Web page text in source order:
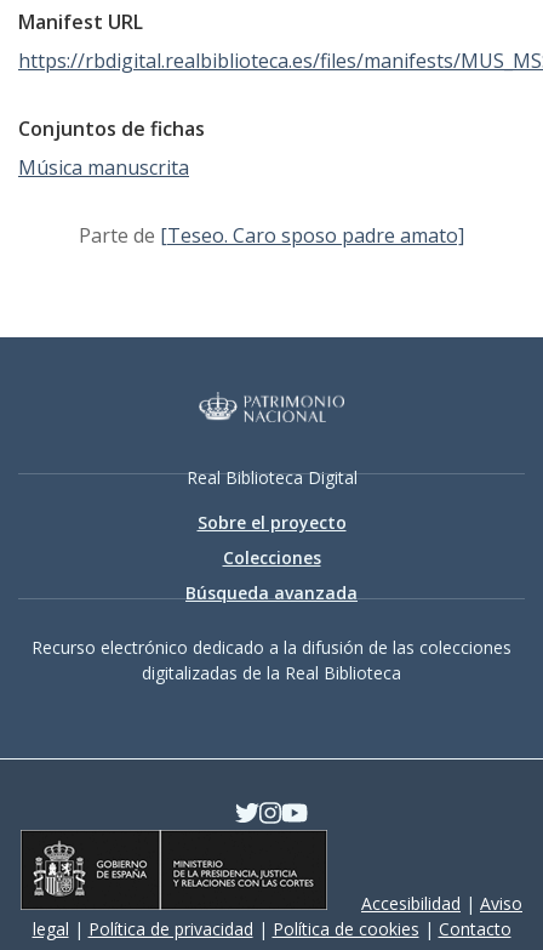
Manifest URL
https://rbdigital.realbiblioteca.es/files/manifests/
Conjuntos de fichas
Música manuscrita
Parte de [Teseo. Caro sposo padre amato]
Real Biblioteca Digital
Sobre el proyecto
Colecciones
Búsqueda avanzada
Recurso electrónico dedicado a la difusión de las colecciones
digitalizadas de la Real Biblioteca
Accesibilidad | Aviso
legal | Política de privacidad | Política de cookies | Contacto